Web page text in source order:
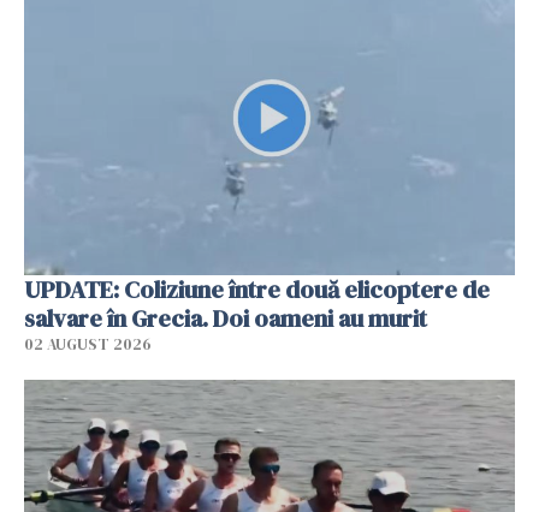
UPDATE: Coliziune între două elicoptere de
salvare în Grecia. Doi oameni au murit
02 AUGUST 2026